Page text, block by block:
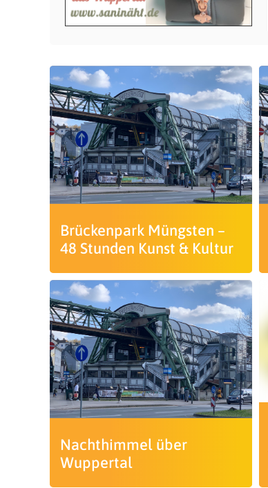
Brückenpark Müngsten –
48 Stunden Kunst & Kultur
Nachthimmel über
Wuppertal